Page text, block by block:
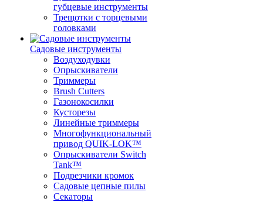
губцевые инструменты
Трещотки с торцевыми
головками
Садовые инструменты
Воздуходувки
Опрыскиватели
Триммеры
Brush Cutters
Газонокосилки
Кусторезы
Линейные триммеры
Многофункциональный
привод QUIK-LOK™
Опрыскиватели Switch
Tank™
Подрезчики кромок
Садовые цепные пилы
Секаторы